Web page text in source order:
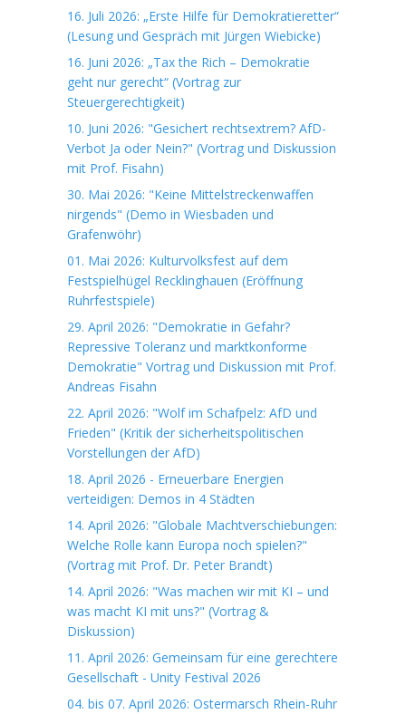
16. Juli 2026: „Erste Hilfe für Demokratieretter“
(Lesung und Gespräch mit Jürgen Wiebicke)
16. Juni 2026: „Tax the Rich – Demokratie
geht nur gerecht“ (Vortrag zur
Steuergerechtigkeit)
10. Juni 2026: "Gesichert rechtsextrem? AfD-
Verbot Ja oder Nein?" (Vortrag und Diskussion
mit Prof. Fisahn)
30. Mai 2026: "Keine Mittelstreckenwaffen
nirgends" (Demo in Wiesbaden und
Grafenwöhr)
01. Mai 2026: Kulturvolksfest auf dem
Festspielhügel Recklinghauen (Eröffnung
Ruhrfestspiele)
29. April 2026: "Demokratie in Gefahr?
Repressive Toleranz und marktkonforme
Demokratie" Vortrag und Diskussion mit Prof.
Andreas Fisahn
22. April 2026: "Wolf im Schafpelz: AfD und
Frieden" (Kritik der sicherheitspolitischen
Vorstellungen der AfD)
18. April 2026 - Erneuerbare Energien
verteidigen: Demos in 4 Städten
14. April 2026: "Globale Machtverschiebungen:
Welche Rolle kann Europa noch spielen?"
(Vortrag mit Prof. Dr. Peter Brandt)
14. April 2026: "Was machen wir mit KI – und
was macht KI mit uns?" (Vortrag &
Diskussion)
11. April 2026: Gemeinsam für eine gerechtere
Gesellschaft - Unity Festival 2026
04. bis 07. April 2026: Ostermarsch Rhein-Ruhr